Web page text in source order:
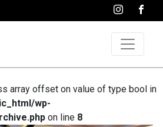
array offset on value of type bool in
wp-
on line 8